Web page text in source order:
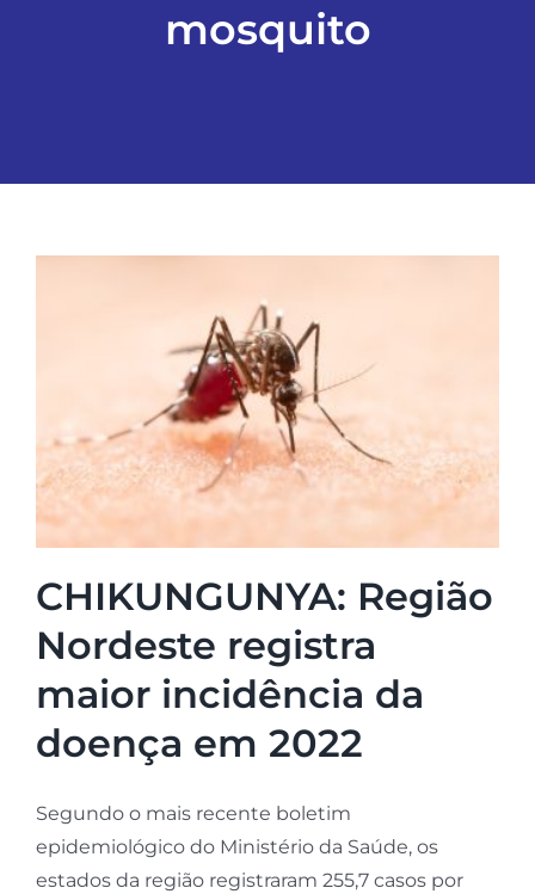
EDIÇÕES EM PDFmosquito
CHIKUNGUNYA: Região
Nordeste registra
maior incidência da
doença em 2022
Segundo o mais recente boletim
epidemiológico do Ministério da Saúde, os
estados da região registraram 255,7 casos por